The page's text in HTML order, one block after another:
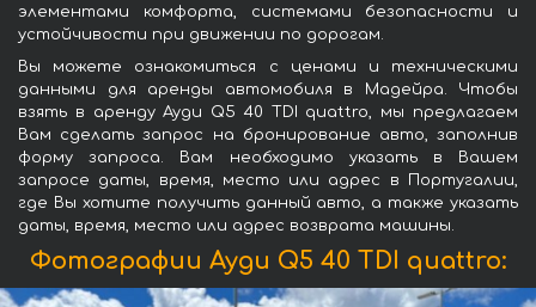
элементами комфорта, системами безопасности и
устойчивости при движении по дорогам.
Вы можете ознакомиться с ценами и техническими
данными для аренды автомобиля в Мадейра. Чтобы
взять в аренду Ауди Q5 40 TDI quattro, мы предлагаем
Вам сделать запрос на бронирование авто, заполнив
форму запроса. Вам необходимо указать в Вашем
запросе даты, время, место или адрес в Португалии,
где Вы хотите получить данный авто, а также указать
даты, время, место или адрес возврата машины.
Фотографии Ауди Q5 40 TDI quattro: